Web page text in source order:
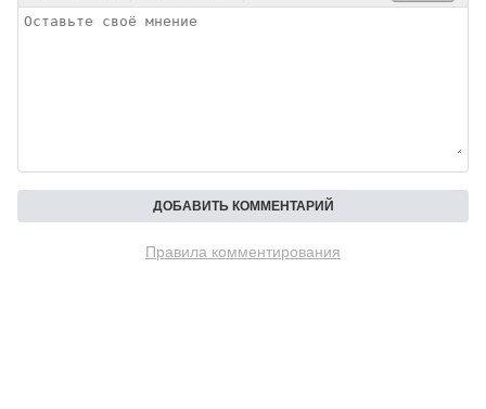
Правила комментирования